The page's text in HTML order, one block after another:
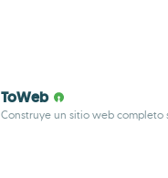
ToWeb
Construye un sitio web completo